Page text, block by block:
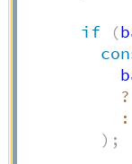
if (
?
:
) ;